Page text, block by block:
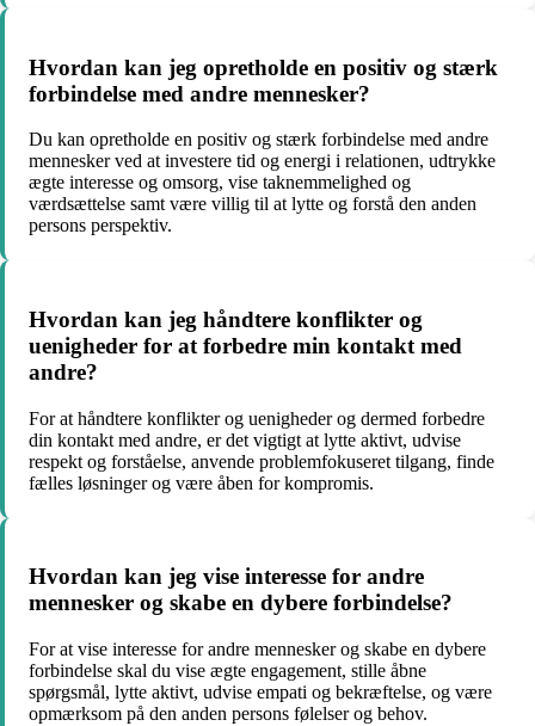
Hvordan kan jeg opretholde en positiv og stærk
forbindelse med andre mennesker?
Du kan opretholde en positiv og stærk forbindelse med andre
mennesker ved at investere tid og energi i relationen, udtrykke
ægte interesse og omsorg, vise taknemmelighed og
værdsættelse samt være villig til at lytte og forstå den anden
persons perspektiv.
Hvordan kan jeg håndtere konflikter og
uenigheder for at forbedre min kontakt med
andre?
For at håndtere konflikter og uenigheder og dermed forbedre
din kontakt med andre, er det vigtigt at lytte aktivt, udvise
respekt og forståelse, anvende problemfokuseret tilgang, finde
fælles løsninger og være åben for kompromis.
Hvordan kan jeg vise interesse for andre
mennesker og skabe en dybere forbindelse?
For at vise interesse for andre mennesker og skabe en dybere
forbindelse skal du vise ægte engagement, stille åbne
spørgsmål, lytte aktivt, udvise empati og bekræftelse, og være
opmærksom på den anden persons følelser og behov.